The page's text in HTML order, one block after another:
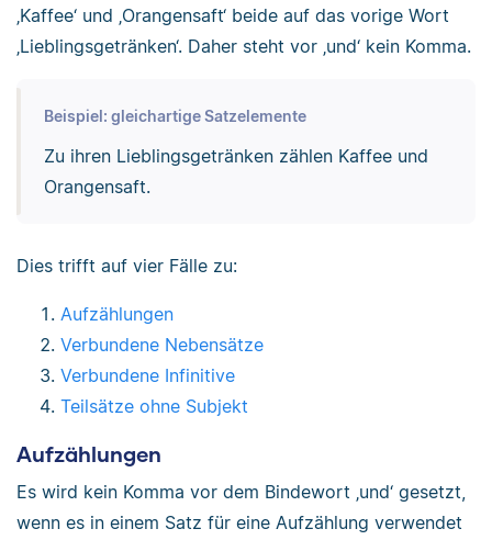
‚Kaffee‘ und ‚Orangensaft‘ beide auf das vorige Wort
‚Lieblingsgetränken‘. Daher steht vor ‚und‘ kein Komma.
Beispiel: gleichartige Satzelemente
Zu ihren Lieblingsgetränken zählen Kaffee und
Orangensaft.
Dies trifft auf vier Fälle zu:
Aufzählungen
Verbundene Nebensätze
Verbundene Infinitive
Teilsätze ohne Subjekt
Aufzählungen
Es wird kein Komma vor dem Bindewort ‚und‘ gesetzt,
wenn es in einem Satz für eine Aufzählung verwendet